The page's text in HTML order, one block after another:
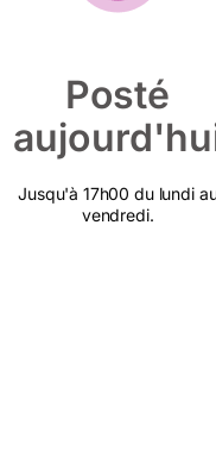
Posté
Jusqu'à 17h00 du lundi
vendredi.